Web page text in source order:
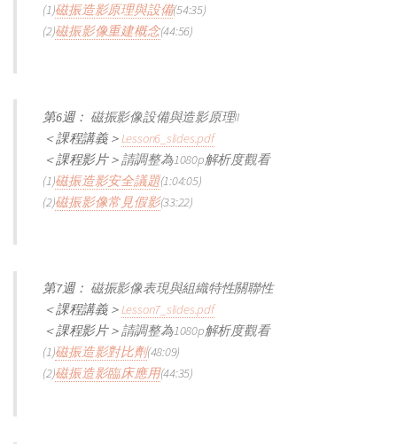
(1)磁振造影原理與設備(54:35)
(2)磁振影像重建概念(44:56)
第6週： 磁振影像設備與造影原理II
＜課程講義＞Lesson6_slides.pdf
＜課程影片＞請調整為1080p解析度觀看
(1)磁振造影安全議題(1:04:05)
(2)磁振影像常見假影(33:22)
第7週： 磁振影像表現與組織特性關聯性
＜課程講義＞Lesson7_slides.pdf
＜課程影片＞請調整為1080p解析度觀看
(1)磁振造影對比劑(48:09)
(2)磁振造影臨床應用(44:35)